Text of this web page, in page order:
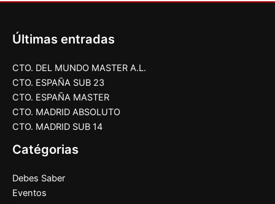
Últimas entradas
CTO. DEL MUNDO MASTER A.L.
CTO. ESPAÑA SUB 23
CTO. ESPAÑA MASTER
CTO. MADRID ABSOLUTO
CTO. MADRID SUB 14
Catégorias
Debes Saber
Eventos